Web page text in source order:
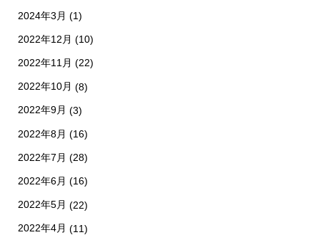
2024年3月 (1)
2022年12月 (10)
2022年11月 (22)
2022年10月 (8)
2022年9月 (3)
2022年8月 (16)
2022年7月 (28)
2022年6月 (16)
2022年5月 (22)
2022年4月 (11)